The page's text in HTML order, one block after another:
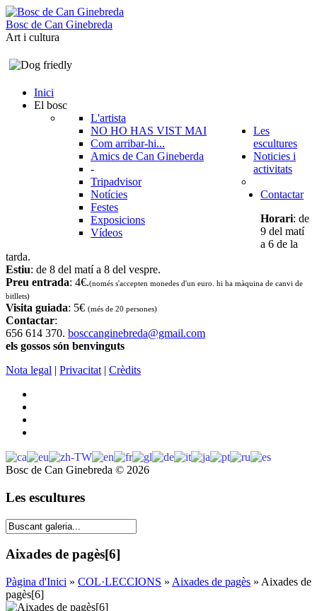
Bosc de Can Ginebreda
Art i cultura
Inici
El bosc
L'artista
NO HO HAS VIST MAI
Com arribar-hi...
Amics de Can Gineberda
-
Tripadvisor
Les
escultures
Noticies i
activitats
Notícies
Festes
Exposicions
Vídeos
Contactar
Horari: de
9 del matí
a 6 de la
tarda.
Estiu: de 8 del matí a 8 del vespre.
Preu entrada: 4€.(només s'accepten monedes d'un euro. hi ha màquina de canvi de
bitllets)
Visita guiada: 5€ (més de 20 persones)
Contactar:
656 614 370. bosccanginebreda@gmail.com
els gossos són benvinguts
Nota legal | Privacitat | Crèdits
Bosc de Can Ginebreda © 2026
Les escultures
Aixades de pagès[6]
Pàgina d'Inici » COL·LECCIONS » Aixades de pagès » Aixades de
pagès[6]